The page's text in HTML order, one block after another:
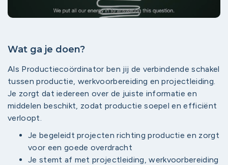
Wat ga je doen?
Als Productiecoördinator ben jij de verbindende schakel
tussen productie, werkvoorbereiding en projectleiding.
Je zorgt dat iedereen over de juiste informatie en
middelen beschikt, zodat productie soepel en efficiënt
verloopt.
Je begeleidt projecten richting productie en zorgt
voor een goede overdracht
Je stemt af met projectleiding, werkvoorbereiding